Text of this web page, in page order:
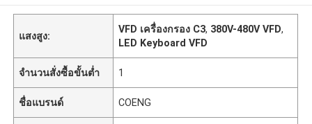
แสงสูง:
VFD เครื่องกรอง C3, 380V-480V VFD,
LED Keyboard VFD
จำนวนสั่งซื้อขั้นต่ำ 1
ชื่อแบรนด์ COENG